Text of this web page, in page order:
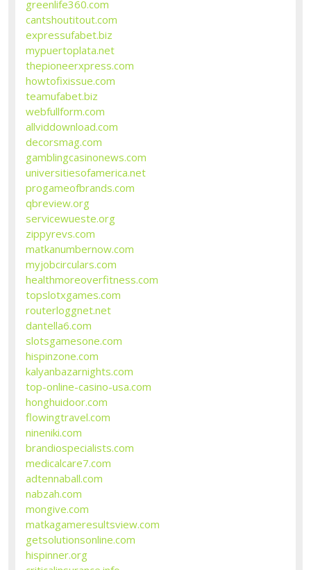
greenlife360.com
cantshoutitout.com
expressufabet.biz
mypuertoplata.net
thepioneerxpress.com
howtofixissue.com
teamufabet.biz
webfullform.com
allviddownload.com
decorsmag.com
gamblingcasinonews.com
universitiesofamerica.net
progameofbrands.com
qbreview.org
servicewueste.org
zippyrevs.com
matkanumbernow.com
myjobcirculars.com
healthmoreoverfitness.com
topslotxgames.com
routerloggnet.net
dantella6.com
slotsgamesone.com
hispinzone.com
kalyanbazarnights.com
top-online-casino-usa.com
honghuidoor.com
flowingtravel.com
nineniki.com
brandiospecialists.com
medicalcare7.com
adtennaball.com
nabzah.com
mongive.com
matkagameresultsview.com
getsolutionsonline.com
hispinner.org